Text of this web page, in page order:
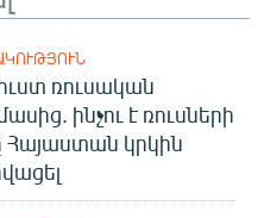
ռուսական
ինչու է ռուսների
Հայաստան կրկին